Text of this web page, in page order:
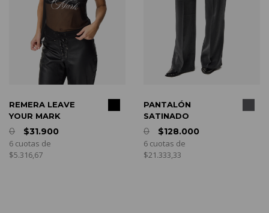
LEAVE
MARK
$31.900
de
PANTALÓN
SATINADO
$128.000
6 cuotas de
$21.333,33